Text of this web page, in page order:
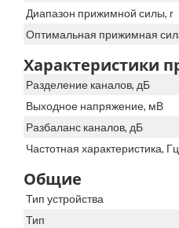
Диапазон прижимной силы, г
Оптимальная прижимная
Характеристики
Разделение каналов, дБ
Выходное напряжение, мВ
Разбаланс каналов, дБ
Частотная характеристика, Гц
Общие
Тип устройства
Тип